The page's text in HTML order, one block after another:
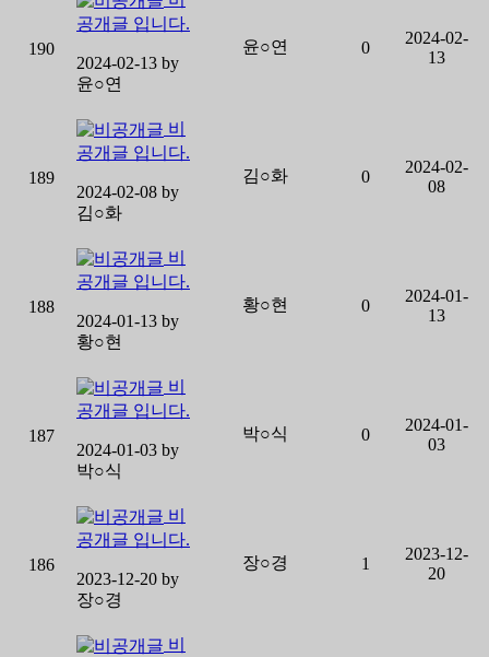
190
공개글 입니다.
2024-02-13 by
윤○연
윤○연 0
2024-02-
13
189
비
공개글 입니다.
2024-02-08 by
김○화
김○화 0
2024-02-
08
188
비
공개글 입니다.
2024-01-13 by
황○현
황○현 0
2024-01-
13
187
비
공개글 입니다.
2024-01-03 by
박○식
박○식 0
2024-01-
03
186
비
공개글 입니다.
2023-12-20 by
장○경
장○경 1
2023-12-
20
비